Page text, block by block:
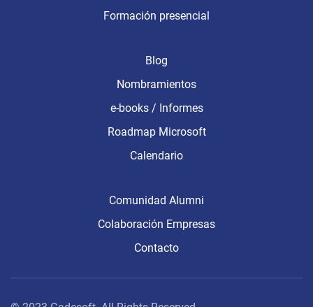
Formación presencial
Blog
Nombramientos
e-books / Informes
Roadmap Microsoft
Calendario
Comunidad Alumni
Colaboración Empresas
Contacto